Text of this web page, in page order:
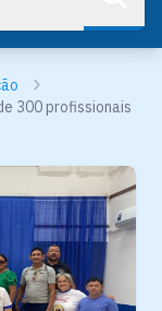
300 profissionais